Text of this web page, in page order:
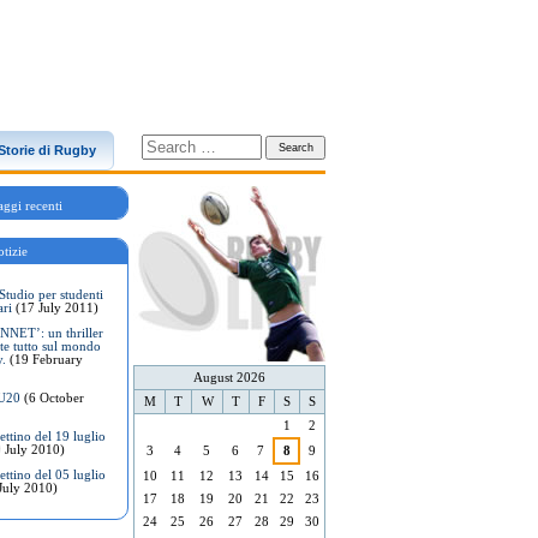
di Rugby
recenti
per studenti
(17 July 2011)
un thriller
tutto sul mondo
(19 February
(6 October
del 19 luglio
July 2010)
del 05 luglio
2010)
August 2026
M
T W T F S S
1
2
3
4 5 6 7 8
9
10
11 12 13 14 15
16
17
18 19 20 21 22
23
24
25 26 27 28 29
30